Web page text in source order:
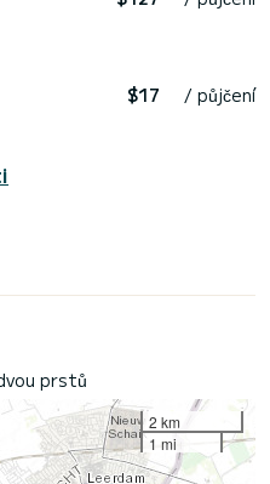
$17 / půjčení
prstů
2 km
1 mi